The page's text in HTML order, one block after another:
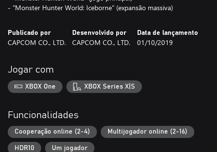
- "Monster Hunter World: Iceborne" (expansão massiva)
Publicado por
CAPCOM CO., LTD.
Desenvolvido por
CAPCOM CO., LTD.
Data de lançamento
01/10/2019
Jogar com
XBOX One XBOX Series X|S
Funcionalidades
Cooperação online (2-4) Multijogador online (2-16)
HDR10 Um jogador